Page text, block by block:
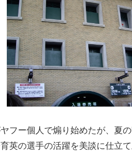
フー個人で煽り始めたが、夏
英の選手の活躍を美談に仕立